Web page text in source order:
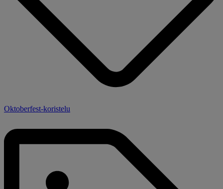
Oktoberfest-koristelu